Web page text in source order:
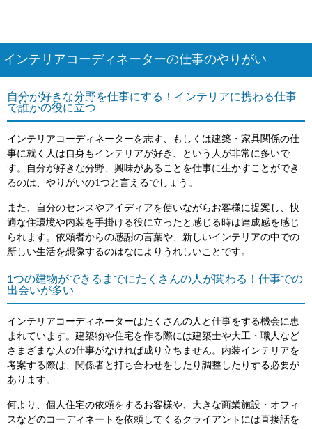
インテリアコーディネーターの仕事のやりがい
自分が好きな分野を仕事にする！インテリアに携わる仕事
で誰かの役に立つ
インテリアコーディネーターを志す、もしくは建築・家具関係の仕
事に就く人は自身もインテリアが好き、という人が非常に多いで
す。自分が好きな分野、興味があることを仕事に生かすことができ
るのは、やりがいの1つと言えるでしょう。
また、自分のセンスやアイディアを使いながらお客様に提案し、快
適な住環境や内装を手掛ける役に立ったと感じる時は達成感を感じ
られます。依頼者からの感謝の言葉や、新しいインテリアの中での
新しい生活を想像するのはなによりうれしいことです。
1つの建物ができるまでにたくさんの人が関わる！仕事での
出会いが多い
インテリアコーディネーターはたくさんの人と仕事をする機会に恵
まれています。建築物や住宅を作る際には建築士や大工・職人など
さまざまな人の仕事がなければ成り立ちません。内装インテリアを
考案する際は、関係者と打ち合わせをしたり調整したりする必要が
あります。
何より、個人住宅の依頼をするお客様や、大きな商業施設・オフィ
スなどのコーディネートを依頼してくるクライアントには直接話を